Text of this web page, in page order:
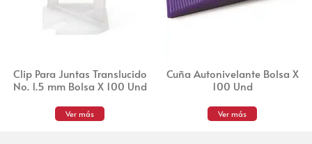
Clip Para Juntas Translucido
No. 1.5 mm Bolsa X 100 Und
Ver más
Cuña Autonivelante Bolsa X
100 Und
Ver más